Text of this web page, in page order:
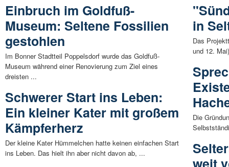
Einbruch im Goldfuß-
Museum: Seltene Fossilien
gestohlen
Im Bonner Stadtteil Poppelsdorf wurde das Goldfuß-
Museum während einer Renovierung zum Ziel eines
dreisten ...
Schwerer Start ins Leben:
Ein kleiner Kater mit großem
Kämpferherz
Der kleine Kater Hümmelchen hatte keinen einfachen Start
ins Leben. Das hielt ihn aber nicht davon ab, ...
in
Das
und 12.
Die
weit